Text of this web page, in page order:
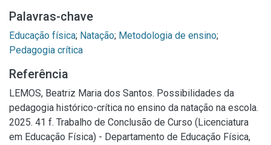
Palavras-chave
Educação física; Natação; Metodologia de ensino;
Pedagogia crítica
Referência
LEMOS, Beatriz Maria dos Santos. Possibilidades da
pedagogia histórico-crítica no ensino da natação na escola.
2025. 41 f. Trabalho de Conclusão de Curso (Licenciatura
em Educação Física) - Departamento de Educação Física,